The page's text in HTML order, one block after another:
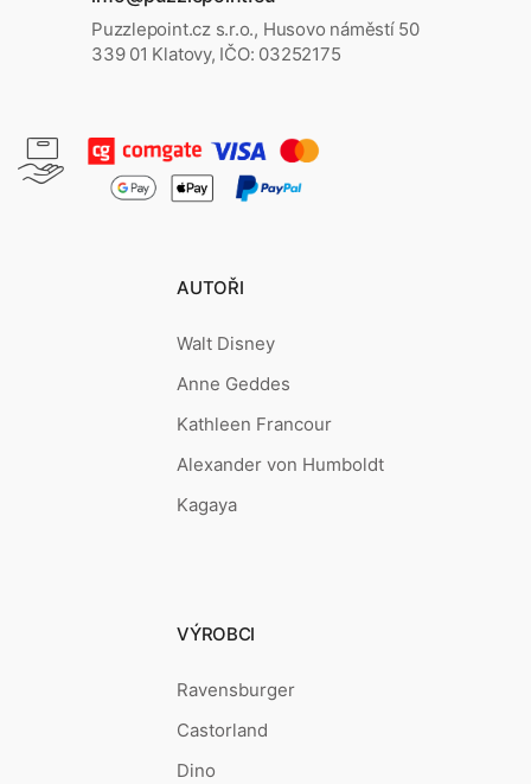
Puzzlepoint.cz s.r.o., Husovo náměstí 50
339 01 Klatovy, IČO: 03252175
AUTOŘI
Walt Disney
Anne Geddes
Kathleen Francour
Alexander von Humboldt
Kagaya
VÝROBCI
Ravensburger
Castorland
Dino